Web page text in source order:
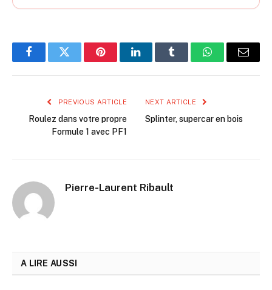
FacebookTwitter PinterestLinkedInTumblr WhatsAppEmail
PREVIOUS ARTICLE
Roulez dans votre propre
Formule 1 avec PF1
NEXT ARTICLE
Splinter, supercar en bois
Pierre-Laurent Ribault
A LIRE AUSSI